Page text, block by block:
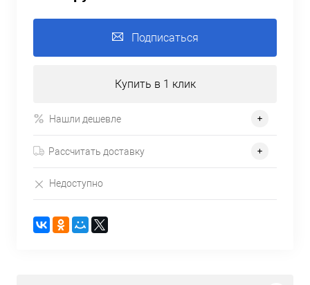
Подписаться
Купить в 1 клик
Нашли дешевле
Рассчитать доставку
Недоступно